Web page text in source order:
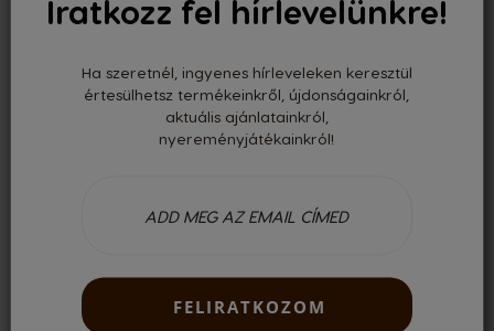
Espresso Intenso 48 kapszulás csomag
Regular Price
7 197 FT
137,94 Ft/kapszula
Iratkozz fel hírlevelünkre!
Ha szeretnél, ingyenes hírleveleken keresztül
értesülhetsz termékeinkről, újdonságainkról,
aktuális ajánlatainkról,
nyereményjátékainkról!
FELIRATKOZOM